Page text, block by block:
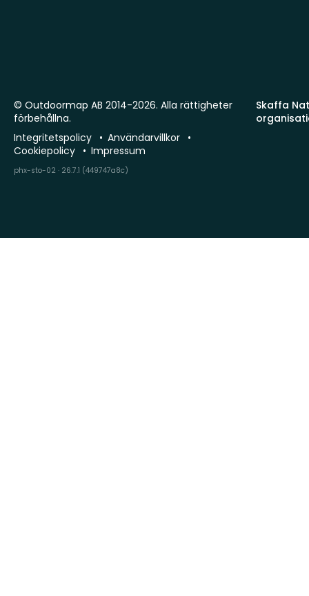
Skaffa
© Outdoormap AB 2014-2026. Alla rättigheter
förbehållna.
Integritetspolicy
Användarvillkor
Cookiepolicy
Impressum
phx-sto-02 · 26.7.1 (449747a8c)